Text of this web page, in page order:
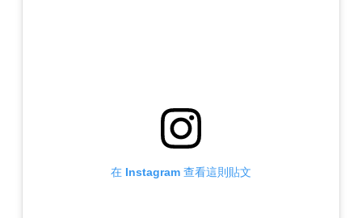
在 Instagram 查看這則貼文